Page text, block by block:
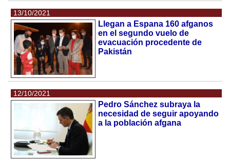
13/10/2021
Llegan a Espana 160 afganos
en el segundo vuelo de
evacuación procedente de
Pakistán
12/10/2021
Pedro Sánchez subraya la
necesidad de seguir apoyando
a la población afgana